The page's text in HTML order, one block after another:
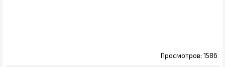
1586